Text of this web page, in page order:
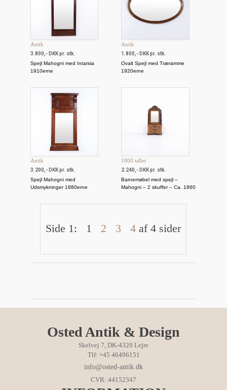
Antik
3.800,- DKK pr. stk.
Spejl Mahogni med Intarsia
1910erne
Antik
1.800,- DKK pr. stk.
Ovalt Spejl med Træramme
1920erne
Antik
3.200,- DKK pr. stk.
Spejl Mahogni med
Udsmykninger 1880erne
1800 tallet
2.240,- DKK pr. stk.
Barnemøbel med spejl –
Mahogni – 2 skuffer – Ca. 1860
Side 1: 1 2 3 4 af 4 sider
Osted Antik & Design
Skelvej 7, DK-4320 Lejre
Tlf: +45 46496151
info@osted-antik.dk
CVR: 44152347